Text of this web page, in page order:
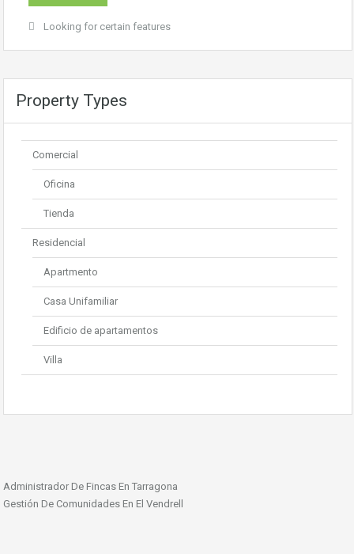
Looking for certain features
Property Types
Comercial
Oficina
Tienda
Residencial
Apartmento
Casa Unifamiliar
Edificio de apartamentos
Villa
Administrador De Fincas En Tarragona
Gestión De Comunidades En El Vendrell